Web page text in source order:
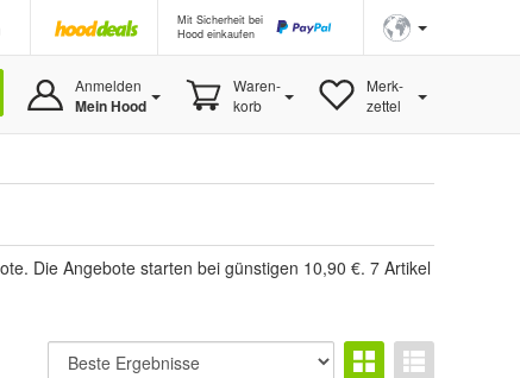
Mit Sicherheit bei
Hood einkaufen
Anmelden
Mein Hood
Waren-
korb
Merk-
zettel
Die Angebote starten bei günstigen 10,90 €. 7 Artikel